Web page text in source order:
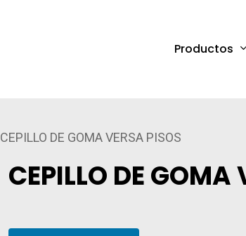
Productos
CEPILLO DE GOMA VERSA PISOS
CEPILLO DE GOMA